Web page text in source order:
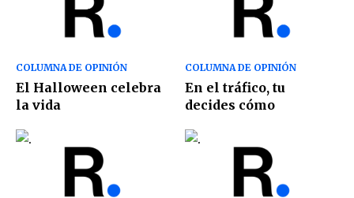
COLUMNA DE OPINIÓN
El Halloween celebra
la vida
COLUMNA DE OPINIÓN
En el tráfico, tu
decides cómo